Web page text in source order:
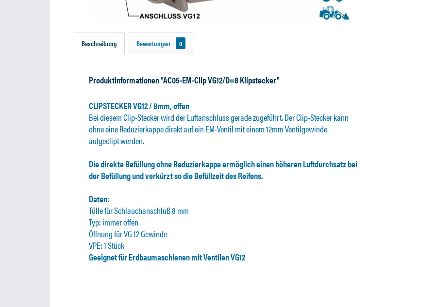
Beschreibung Bewertungen 0
Produktinformationen "AC05-EM-Clip VG12/D=8 Klipstecker"
CLIPSTECKER VG12 / 8mm, offen
Bei diesem Clip-Stecker wird der Luftanschluss gerade zugeführt. Der Clip-Stecker kann
ohne eine Reduzierkappe direkt auf ein EM-Ventil mit einem 12mm Ventilgewinde
aufgeclipt werden.
Die direkte Befüllung ohne Reduzierkappe ermöglich einen höheren Luftdurchsatz bei
der Befüllung und verkürzt so die Befüllzeit des Reifens.
Daten:
Tülle für Schlauchanschluß 8 mm
Typ: immer offen
Öffnung für VG 12 Gewinde
VPE: 1 Stück
Geeignet für Erdbaumaschienen mit Ventilen VG12